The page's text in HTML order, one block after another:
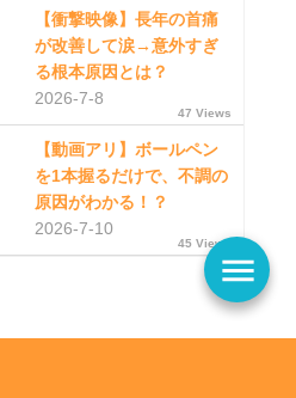
【衝撃映像】長年の首痛
が改善して涙→意外すぎ
る根本原因とは？
2026-7-8
47 Views
【動画アリ】ボールペン
を1本握るだけで、不調の
原因がわかる！？
2026-7-10
45 Views
menu